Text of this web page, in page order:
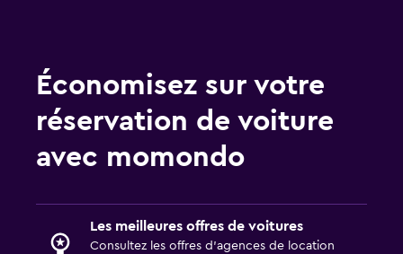
Économisez sur votre
réservation de voiture
avec momondo
Les meilleures offres de voitures
Consultez les offres d’agences de location